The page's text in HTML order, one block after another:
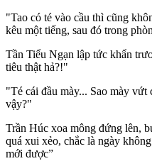
"Tao có té vào cầu thì cũng
kêu một tiếng, sau đó trong
Tần Tiểu Ngạn lập tức khẩn
tiêu thật hả?!"
"Té cái đầu mày... Sao mày
vậy?"
Trần Húc xoa mông đứng lên,
quá xui xẻo, chắc là ngày
mới được”